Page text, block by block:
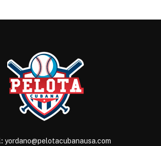
yordano@pelotacubanausa.com